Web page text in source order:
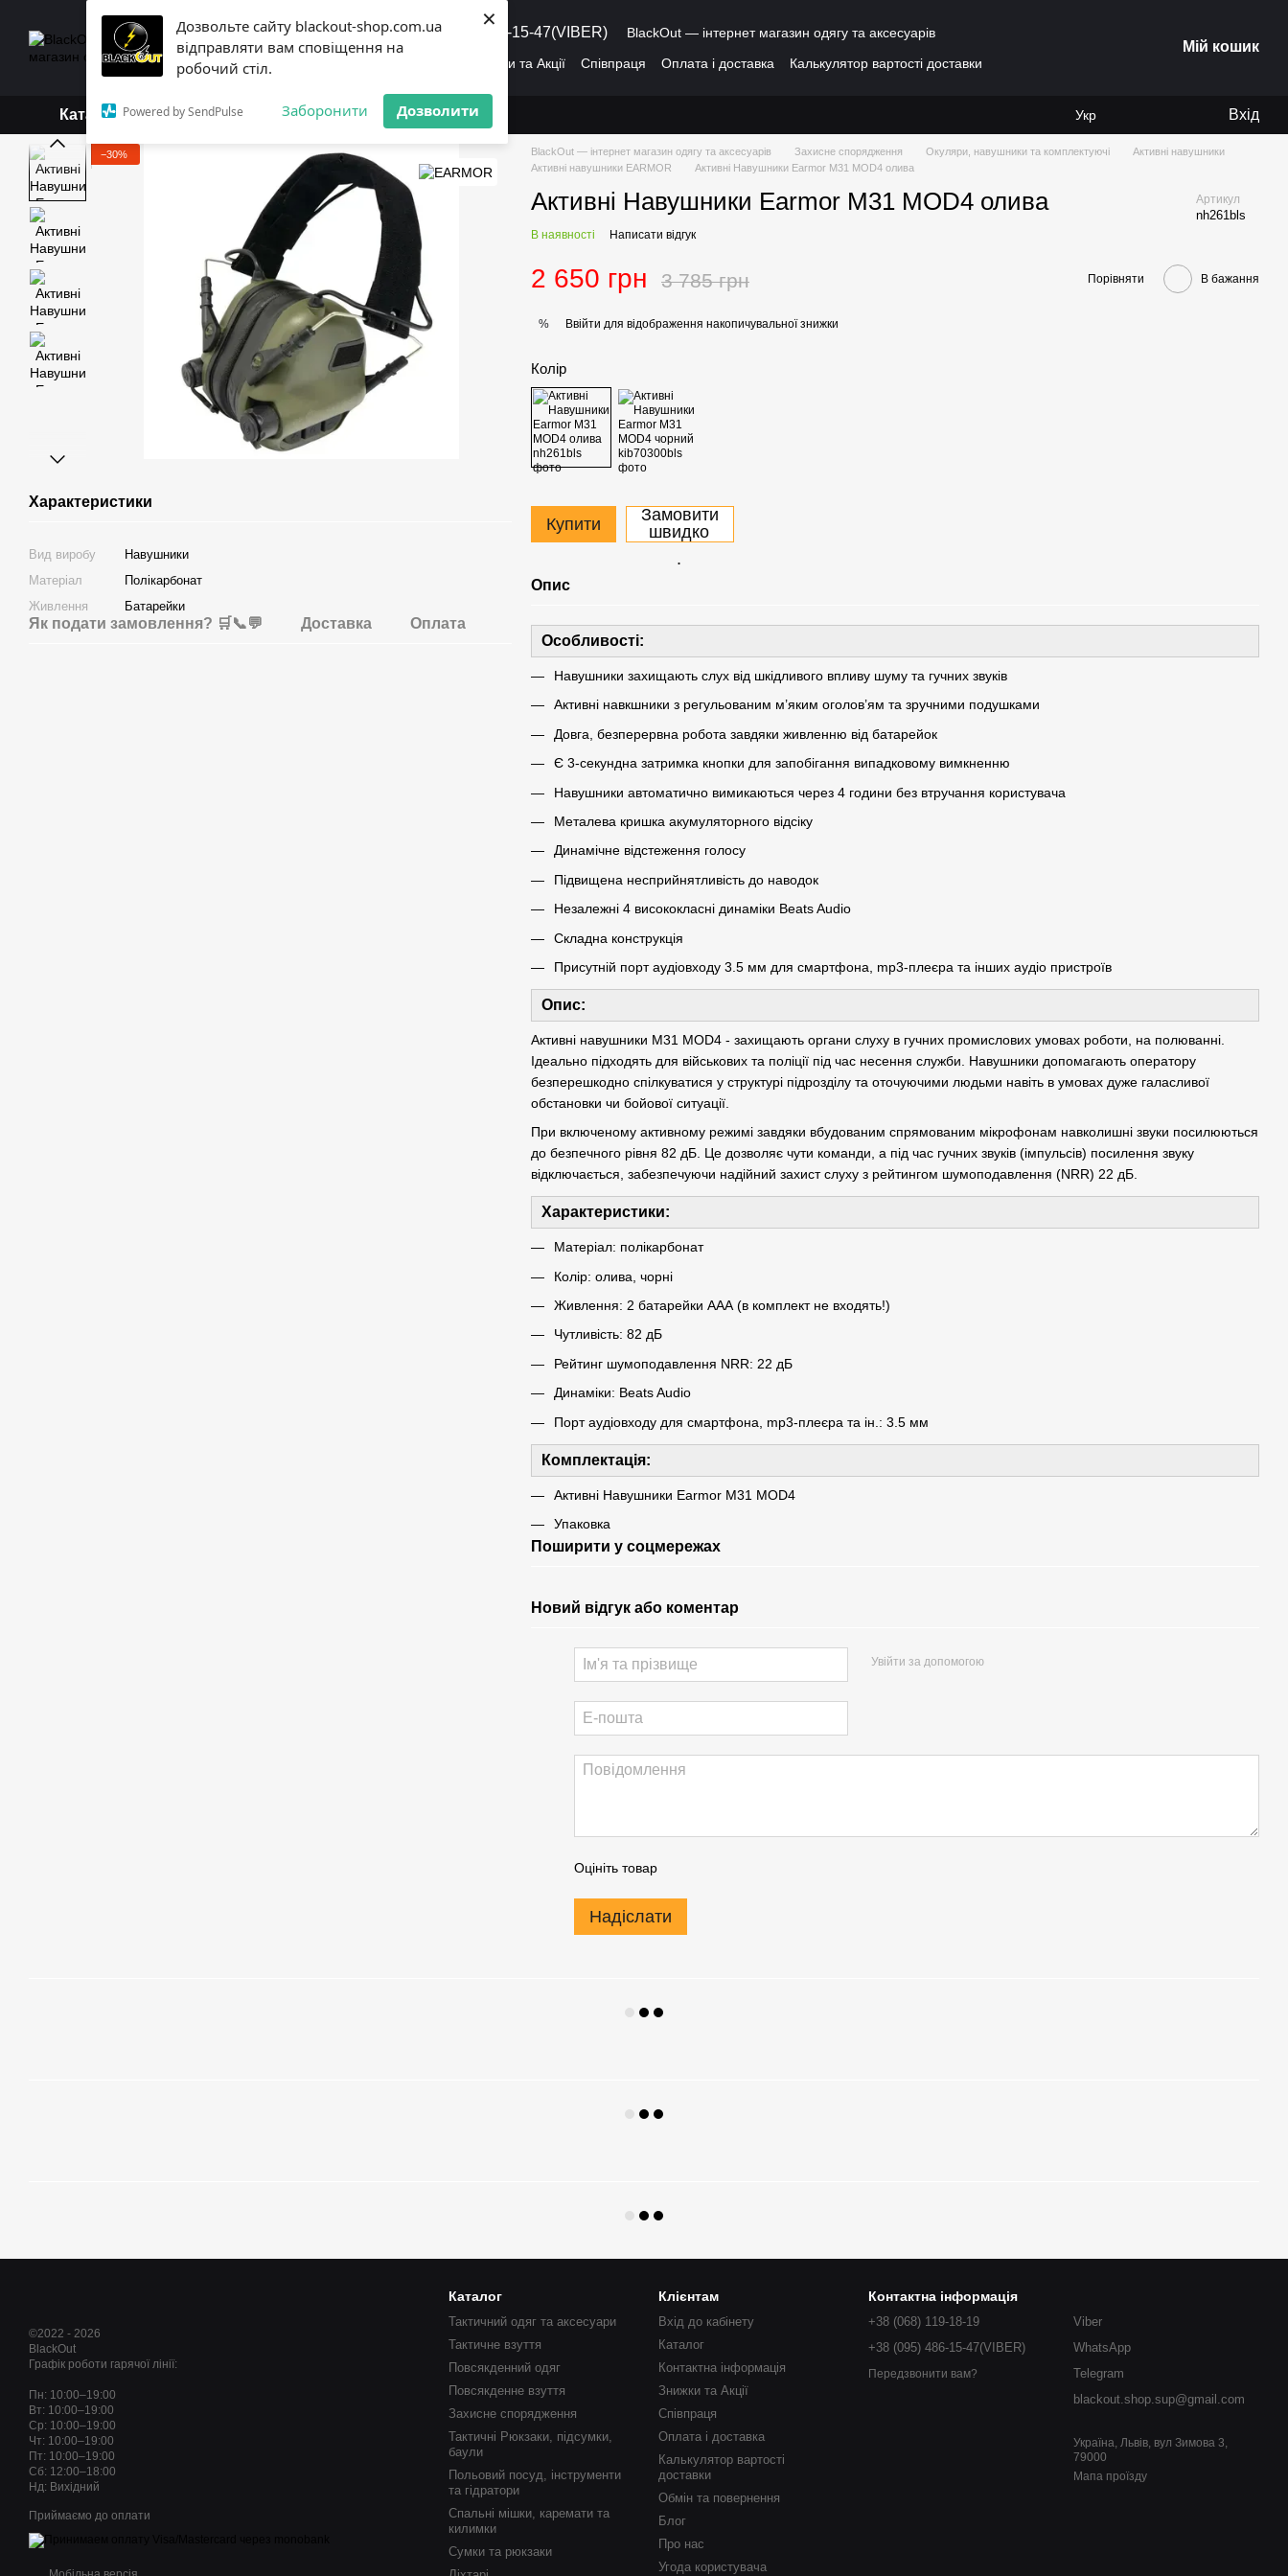
Дозвольте сайту blackout-shop.com.ua
відправляти вам сповіщення на
робочий стіл.
Powered by SendPulse Заборонити Дозволити
×
Перейти до основного контенту
+38 (068) 119-18-19,+38 (095) 486-15-47(VIBER)
BlackOut — інтернет магазин одягу та аксесуарів
Каталог
Знижки та Акції Співпраця Оплата і доставка
Калькулятор вартості доставки
Мій кошик
Каталог Укр Вхід
−30%
Характеристики
Вид виробу
Навушники
Матеріал
Полікарбонат
Живлення
Батарейки
Як подати замовлення? 🛒📞💬 Доставка Оплата
BlackOut — інтернет магазин одягу та аксесуарів Захисне спорядження Окуляри, навушники та комплектуючі
Активні навушники
Активні навушники EARMOR
Активні Навушники Earmor M31 MOD4 олива
Активні Навушники Earmor M31 MOD4 олива Артикул
nh261bls
В наявності Написати відгук
2 650 грн 3 785 грн Порівняти В бажання
% Ввійти для відображення накопичувальної знижки
Колір
Купити
Замовити
швидко
.
Опис
Особливості:
Навушники захищають слух від шкідливого впливу шуму та гучних звуків
Активні навкшники з регульованим м’яким оголов’ям та зручними подушками
Довга, безперервна робота завдяки живленню від батарейок
Є 3-секундна затримка кнопки для запобігання випадковому вимкненню
Навушники автоматично вимикаються через 4 години без втручання користувача
Металева кришка акумуляторного відсіку
Динамічне відстеження голосу
Підвищена несприйнятливість до наводок
Незалежні 4 висококласні динаміки Beats Audio
Складна конструкція
Присутній порт аудіовходу 3.5 мм для смартфона, mp3-плеєра та інших аудіо пристроїв
Опис:
Активні навушники M31 MOD4 - захищають органи слуху в гучних промислових умовах роботи, на полюванні.
Ідеально підходять для військових та поліції під час несення служби. Навушники допомагають оператору
безперешкодно спілкуватися у структурі підрозділу та оточуючими людьми навіть в умовах дуже галасливої
обстановки чи бойової ситуації.
При включеному активному режимі завдяки вбудованим спрямованим мікрофонам навколишні звуки посилюються
до безпечного рівня 82 дБ. Це дозволяє чути команди, а під час гучних звуків (імпульсів) посилення звуку
відключається, забезпечуючи надійний захист слуху з рейтингом шумоподавлення (NRR) 22 дБ.
Характеристики:
Матеріал: полікарбонат
Колір: олива, чорні
Живлення: 2 батарейки ААА (в комплект не входять!)
Чутливість: 82 дБ
Рейтинг шумоподавлення NRR: 22 дБ
Динаміки: Beats Audio
Порт аудіовходу для смартфона, mp3-плеєра та ін.: 3.5 мм
Комплектація:
Активні Навушники Earmor M31 MOD4
Упаковка
Поширити у соцмережах
Новий відгук або коментар
Увійти за допомогою
Оцініть товар
Надіслати
©2022 - 2026
BlackOut
Графік роботи гарячої лінії:
Пн: 10:00–19:00
Вт: 10:00–19:00
Ср: 10:00–19:00
Чт: 10:00–19:00
Пт: 10:00–19:00
Сб: 12:00–18:00
Нд: Вихідний
Приймаємо до оплати
Каталог
Тактичний одяг та аксесуари
Тактичне взуття
Повсякденний одяг
Повсякденне взуття
Захисне спорядження
Тактичні Рюкзаки, підсумки,
баули
Польовий посуд, інструменти
та гідратори
Спальні мішки, каремати та
килимки
Сумки та рюкзаки
Клієнтам
Вхід до кабінету
Каталог
Контактна інформація
Знижки та Акції
Співпраця
Оплата і доставка
Калькулятор вартості
доставки
Обмін та повернення
Блог
Про нас
Угода користувача
Контактна інформація
+38 (068) 119-18-19
+38 (095) 486-15-47(VIBER)
Передзвонити вам?
Viber
WhatsApp
Telegram
blackout.shop.sup@gmail.com
Україна, Львів, вул Зимова 3,
79000
Мапа проїзду